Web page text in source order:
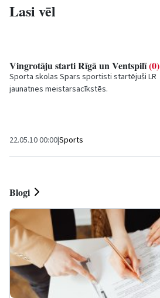
Lasi vēl
Vingrotāju starti Rīgā un Ventspilī(0)
Sporta skolas Spars sportisti startējuši LR
jaunatnes meistarsacīkstēs.
22.05.10 00:00|Sports
Blogi